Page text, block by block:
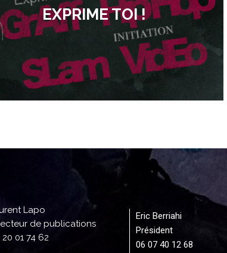
EXPRIME TOI !
Lapo
de publications
01 74 62
Eric Berriahi
Président
06 07 40 12 68